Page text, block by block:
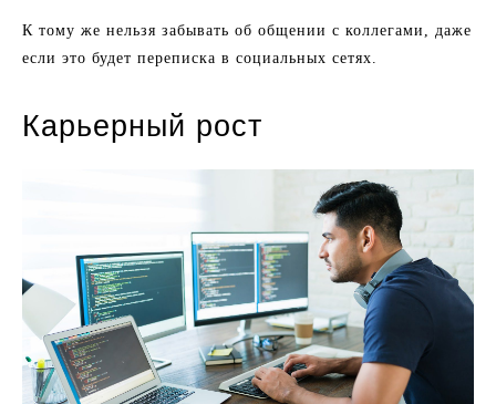
К тому же нельзя забывать об общении с коллегами, даже
если это будет переписка в социальных сетях.
Карьерный рост